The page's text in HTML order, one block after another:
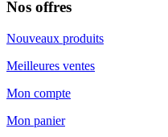
Nos offres
Nouveaux produits
Meilleures ventes
Mon compte
Mon panier